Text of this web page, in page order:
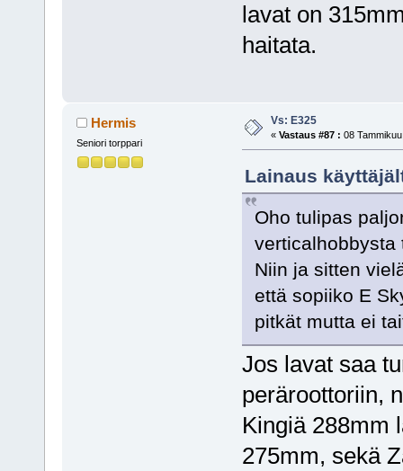
lavat on
haitata.
Hermis
Seniori torppari
Vs: E325
« Vastaus #87 : 08
Lainaus
Oho tulipas
verticalhobbysta
Niin ja sitten
että sopiiko E
pitkät mutta ei
Jos lavat saa
peräroottoriin,
Kingiä 288mm
275mm, sekä